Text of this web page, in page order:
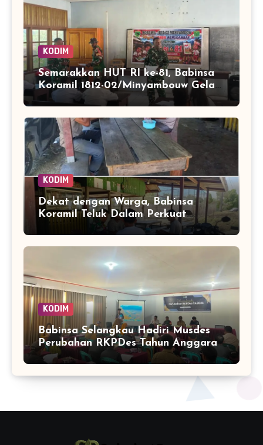
KODIM
Semarakkan HUT RI ke-81, Babinsa
Koramil 1812-02/Minyambouw Gelar
Aksi Peduli dan Lomba
Menggambar di Kampung Imbrekti
KODIM
Dekat dengan Warga, Babinsa
Koramil Teluk Dalam Perkuat
Pembinaan Wilayah Simeulue
KODIM
Babinsa Selangkau Hadiri Musdes
Perubahan RKPDes Tahun Anggaran
2026